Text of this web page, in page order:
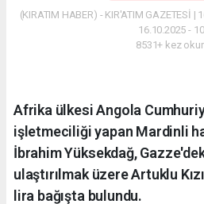
(KIRATIM HABER) - KIR'ATIM GAZETESİ |
16.10.2025 -
8531+ kez
Afrika ülkesi Angola
işletmeciliği yapan Mardinli
İbrahim Yüksekdağ,
ulaştırılmak üzere Artuklu
lira bağışta bulundu.